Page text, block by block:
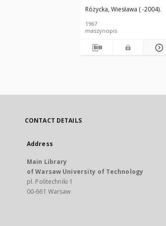
szczegółowych w kierunku
dostosowania ich
badań do potrzeb planów
szczegółowych :
i wyników pracy
Różycka, Wiesława ( -2004).
1967
maszynopis
CONTACT DETAILS
Address
Main Library
of Warsaw University of Technology
pl. Politechniki 1
00-661 Warsaw